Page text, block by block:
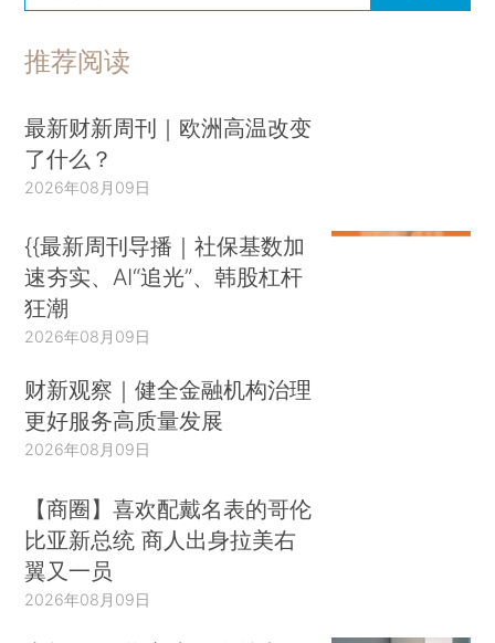
推荐阅读
最新财新周刊｜欧洲高温改变
了什么？
2026年08月09日
{{最新周刊导播｜社保基数加
速夯实、AI“追光”、韩股杠杆
狂潮
2026年08月09日
财新观察｜健全金融机构治理
更好服务高质量发展
2026年08月09日
【商圈】喜欢配戴名表的哥伦
比亚新总统 商人出身拉美右
翼又一员
2026年08月09日